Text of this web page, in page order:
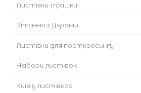
Листівки-іграшки
Вітання з України
Листівки для посткросингу
Набори листівок
Київ у листівках